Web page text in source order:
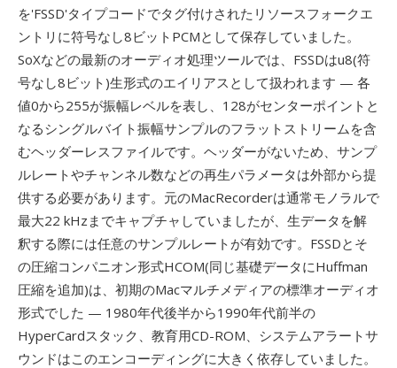
を'FSSD'タイプコードでタグ付けされたリソースフォークエ
ントリに符号なし8ビットPCMとして保存していました。
SoXなどの最新のオーディオ処理ツールでは、FSSDはu8(符
号なし8ビット)生形式のエイリアスとして扱われます — 各
値0から255が振幅レベルを表し、128がセンターポイントと
なるシングルバイト振幅サンプルのフラットストリームを含
むヘッダーレスファイルです。ヘッダーがないため、サンプ
ルレートやチャンネル数などの再生パラメータは外部から提
供する必要があります。元のMacRecorderは通常モノラルで
最大22 kHzまでキャプチャしていましたが、生データを解
釈する際には任意のサンプルレートが有効です。FSSDとそ
の圧縮コンパニオン形式HCOM(同じ基礎データにHuffman
圧縮を追加)は、初期のMacマルチメディアの標準オーディオ
形式でした — 1980年代後半から1990年代前半の
HyperCardスタック、教育用CD-ROM、システムアラートサ
ウンドはこのエンコーディングに大きく依存していました。